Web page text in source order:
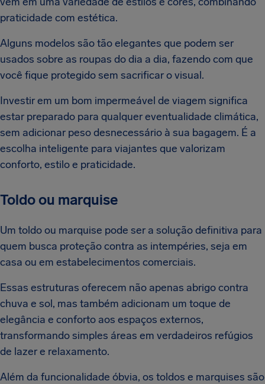
praticidade com estética.
Alguns modelos são tão elegantes que podem ser
usados sobre as roupas do dia a dia, fazendo com que
você fique protegido sem sacrificar o visual.
Investir em um bom impermeável de viagem significa
estar preparado para qualquer eventualidade climática,
sem adicionar peso desnecessário à sua bagagem. É a
escolha inteligente para viajantes que valorizam
conforto, estilo e praticidade.
Toldo ou marquise
Um toldo ou marquise pode ser a solução definitiva para
quem busca proteção contra as intempéries, seja em
casa ou em estabelecimentos comerciais.
Essas estruturas oferecem não apenas abrigo contra
chuva e sol, mas também adicionam um toque de
elegância e conforto aos espaços externos,
transformando simples áreas em verdadeiros refúgios
de lazer e relaxamento.
Além da funcionalidade óbvia, os toldos e marquises são